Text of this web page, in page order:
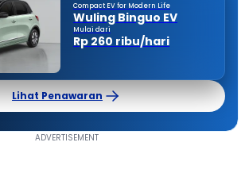
Compact EV for Modern Life
Wuling Binguo EV
Mulai dari
Rp 260 ribu/hari
Lihat Penawaran